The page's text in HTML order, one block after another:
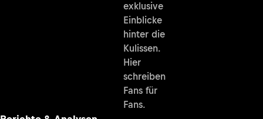
exklusive
Einblicke
hinter die
Kulissen.
Hier
schreiben
Fans für
Fans.